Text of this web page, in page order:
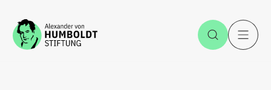
Zum Inhalt springen Suche